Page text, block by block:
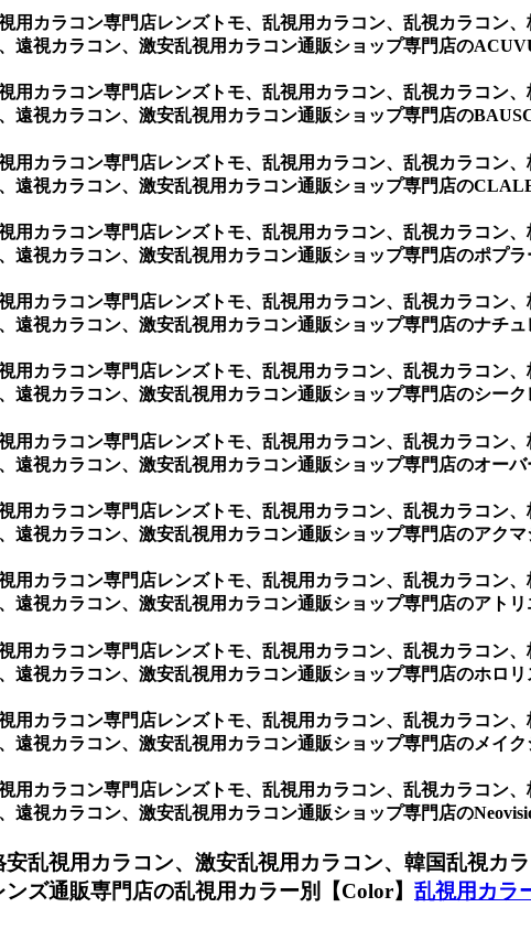
用カラコン専門店レンズトモ、乱視用カラコン、乱視カラコン
遠視カラコン、激安乱視用カラコン通販ショップ専門店の
用カラコン専門店レンズトモ、乱視用カラコン、乱視カラコン
遠視カラコン、激安乱視用カラコン通販ショップ専門店の
用カラコン専門店レンズトモ、乱視用カラコン、乱視カラコン
遠視カラコン、激安乱視用カラコン通販ショップ専門店の
用カラコン専門店レンズトモ、乱視用カラコン、乱視カラコン
遠視カラコン、激安乱視用カラコン通販ショップ専門店のポプ
用カラコン専門店レンズトモ、乱視用カラコン、乱視カラコン
遠視カラコン、激安乱視用カラコン通販ショップ専門店のナチ
用カラコン専門店レンズトモ、乱視用カラコン、乱視カラコン
遠視カラコン、激安乱視用カラコン通販ショップ専門店のシー
用カラコン専門店レンズトモ、乱視用カラコン、乱視カラコン
遠視カラコン、激安乱視用カラコン通販ショップ専門店のオー
用カラコン専門店レンズトモ、乱視用カラコン、乱視カラコン
遠視カラコン、激安乱視用カラコン通販ショップ専門店のアク
用カラコン専門店レンズトモ、乱視用カラコン、乱視カラコン
遠視カラコン、激安乱視用カラコン通販ショップ専門店のアト
用カラコン専門店レンズトモ、乱視用カラコン、乱視カラコン
遠視カラコン、激安乱視用カラコン通販ショップ専門店のホロ
用カラコン専門店レンズトモ、乱視用カラコン、乱視カラコン
遠視カラコン、激安乱視用カラコン通販ショップ専門店のメイ
用カラコン専門店レンズトモ、乱視用カラコン、乱視カラコン
遠視カラコン、激安乱視用カラコン通販ショップ専門店の
乱視用カラコン、激安乱視用カラコン、韓国乱視カ
ズ通販専門店の乱視用カラー別【Color】 乱視用カラ